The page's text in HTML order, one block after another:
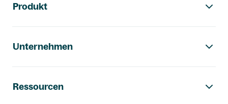
Produkt
Unternehmen
Ressourcen